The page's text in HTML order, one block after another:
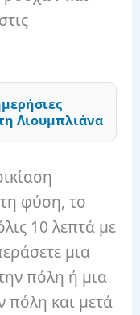
Λιουμπλιάνα
φύση, το
10 λεπτά με
μια
πόλη ή μια
πόλη και μετά